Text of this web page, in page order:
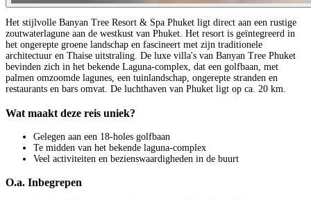
Het stijlvolle Banyan Tree Resort & Spa Phuket ligt direct aan een rustige
zoutwaterlagune aan de westkust van Phuket. Het resort is geïntegreerd in
het ongerepte groene landschap en fascineert met zijn traditionele
architectuur en Thaise uitstraling. De luxe villa's van Banyan Tree Phuket
bevinden zich in het bekende Laguna-complex, dat een golfbaan, met
palmen omzoomde lagunes, een tuinlandschap, ongerepte stranden en
restaurants en bars omvat. De luchthaven van Phuket ligt op ca. 20 km.
Wat maakt deze reis uniek?
Gelegen aan een 18-holes golfbaan
Te midden van het bekende laguna-complex
Veel activiteiten en bezienswaardigheden in de buurt
O.a. Inbegrepen